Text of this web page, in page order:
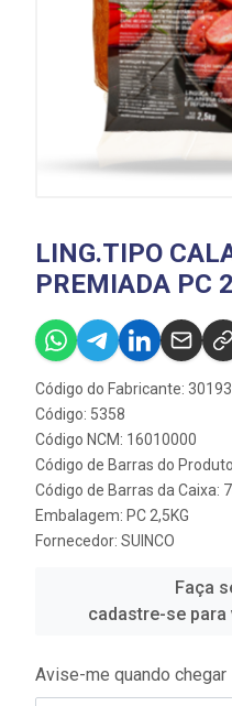
LING.TIPO
PREMIADA PC
Código do Fabricante:
Código: 5358
Código NCM: 16010000
Código de Barras do
Código de Barras da Caixa:
Embalagem: PC 2,5KG
Fornecedor: SUINCO
Faça
cadastre-se
Avise-me quando chegar